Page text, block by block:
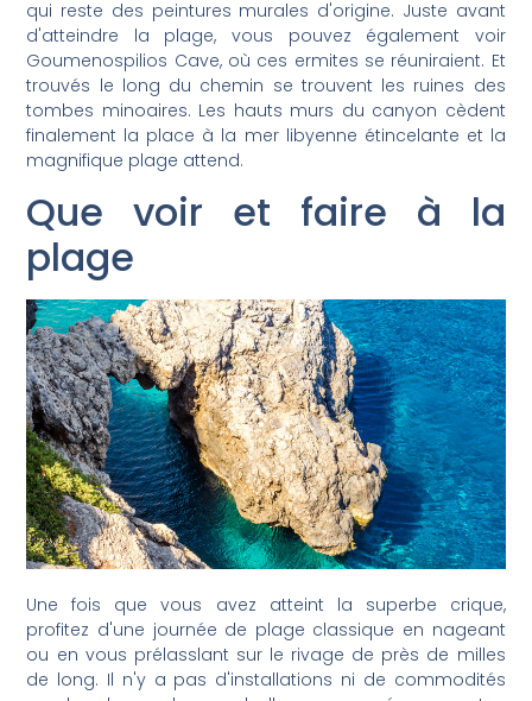
qui reste des peintures murales d'origine. Juste avant
d'atteindre la plage, vous pouvez également voir
Goumenospilios Cave, où ces ermites se réuniraient. Et
trouvés le long du chemin se trouvent les ruines des
tombes minoaires. Les hauts murs du canyon cèdent
finalement la place à la mer libyenne étincelante et la
magnifique plage attend.
Que voir et faire à la
plage
Une fois que vous avez atteint la superbe crique,
profitez d'une journée de plage classique en nageant
ou en vous prélasslant sur le rivage de près de milles
de long. Il n'y a pas d'installations ni de commodités